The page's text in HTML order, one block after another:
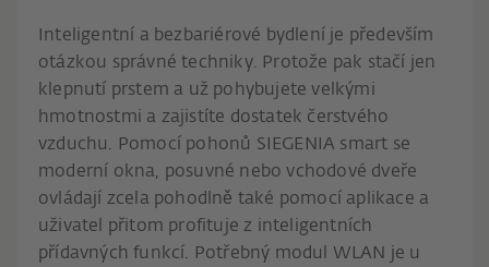
Inteligentní a bezbariérové bydlení je především
otázkou správné techniky. Protože pak stačí jen
klepnutí prstem a už pohybujete velkými
hmotnostmi a zajistíte dostatek čerstvého
vzduchu. Pomocí pohonů SIEGENIA smart se
moderní okna, posuvné nebo vchodové dveře
ovládají zcela pohodlně také pomocí aplikace a
uživatel přitom profituje z inteligentních
přídavných funkcí. Potřebný modul WLAN je u